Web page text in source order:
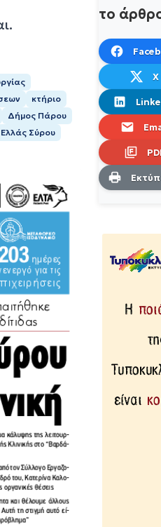
κτήριο
Δήμος Πάρου
Ελλάς Σύρου
το
X